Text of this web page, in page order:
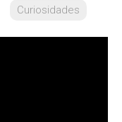
Curiosidades